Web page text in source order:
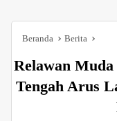
Beranda Berita
Relawan
Tengah Arus